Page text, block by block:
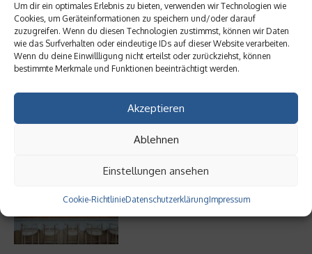
Um dir ein optimales Erlebnis zu bieten, verwenden wir Technologien wie
Cookies, um Geräteinformationen zu speichern und/oder darauf
zuzugreifen. Wenn du diesen Technologien zustimmst, können wir Daten
wie das Surfverhalten oder eindeutige IDs auf dieser Website verarbeiten.
Wenn du deine Einwillligung nicht erteilst oder zurückziehst, können
bestimmte Merkmale und Funktionen beeinträchtigt werden.
Akzeptieren
Ablehnen
Einstellungen ansehen
Cookie-RichtlinieDatenschutzerklärungImpressum
Hilton Worldwide: Eine Ikone der globalen
Hotellerie im Wandel der Zeit
Digitale Transformation in kleinen